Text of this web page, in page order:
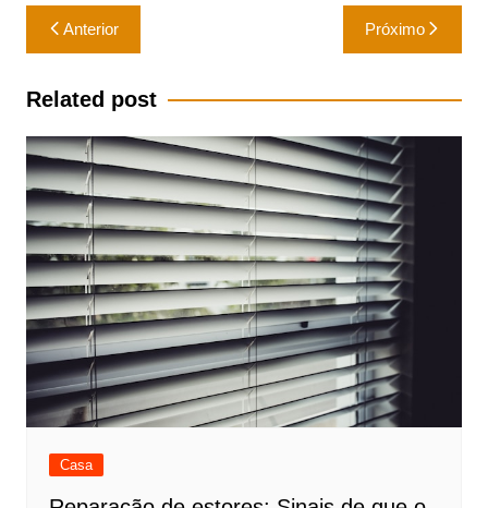
Navegação
de
Post
Anterior Próximo
Related post
Casa